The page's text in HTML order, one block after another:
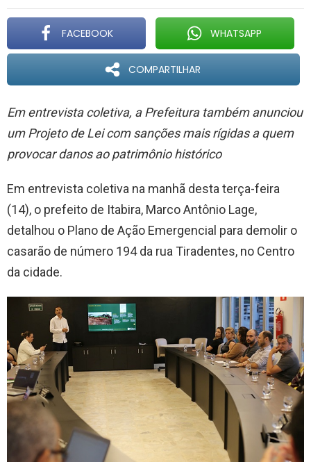
FACEBOOK WHATSAPP
COMPARTILHAR
Em entrevista coletiva, a Prefeitura também anunciou
um Projeto de Lei com sanções mais rígidas a quem
provocar danos ao patrimônio histórico
Em entrevista coletiva na manhã desta terça-feira
(14), o prefeito de Itabira, Marco Antônio Lage,
detalhou o Plano de Ação Emergencial para demolir o
casarão de número 194 da rua Tiradentes, no Centro
da cidade.